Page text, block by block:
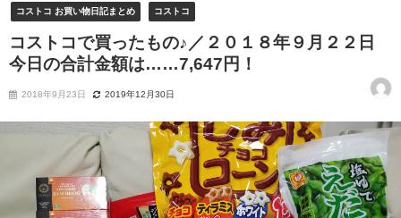
コストコ お買い物日記まとめ コストコ
コストコで買ったもの♪／２０１８年９月２２日
今日の合計金額は……7,647円！
2018年9月23日 2019年12月30日